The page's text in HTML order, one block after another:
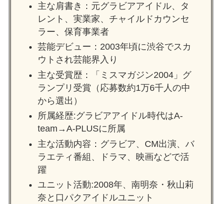
主な肩書き：元グラビアアイドル、タ
レント、実業家、チャイルドカウンセ
ラー、保育事業者
芸能デビュー：2003年頃に渋谷でスカ
ウトされ芸能界入り​
主な受賞歴：「ミスマガジン2004」グ
ランプリ受賞（応募数約1万6千人の中
から選出）
所属経歴:グラビアアイドル時代はA-
team→A-PLUSに所属
主な活動内容：グラビア、CM出演、バ
ラエティ番組、ドラマ、映画などで活
躍
ユニット活動:2008年、南明奈・秋山莉
奈と口パクアイドルユニット